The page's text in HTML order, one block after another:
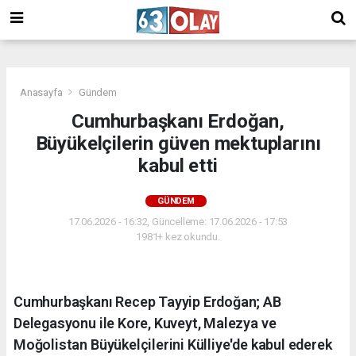
Anasayfa Gündem
Cumhurbaşkanı Erdoğan,
Büyükelçilerin güven mektuplarını
kabul etti
GÜNDEM
17.06.2026 - 16:32, Güncelleme: 17.06.2026 - 17:53
1981+ kez okundu.
Cumhurbaşkanı Recep Tayyip Erdoğan; AB
Delegasyonu ile Kore, Kuveyt, Malezya ve
Moğolistan Büyükelçilerini Külliye'de kabul ederek